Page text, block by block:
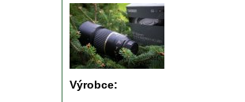
Výrobce: